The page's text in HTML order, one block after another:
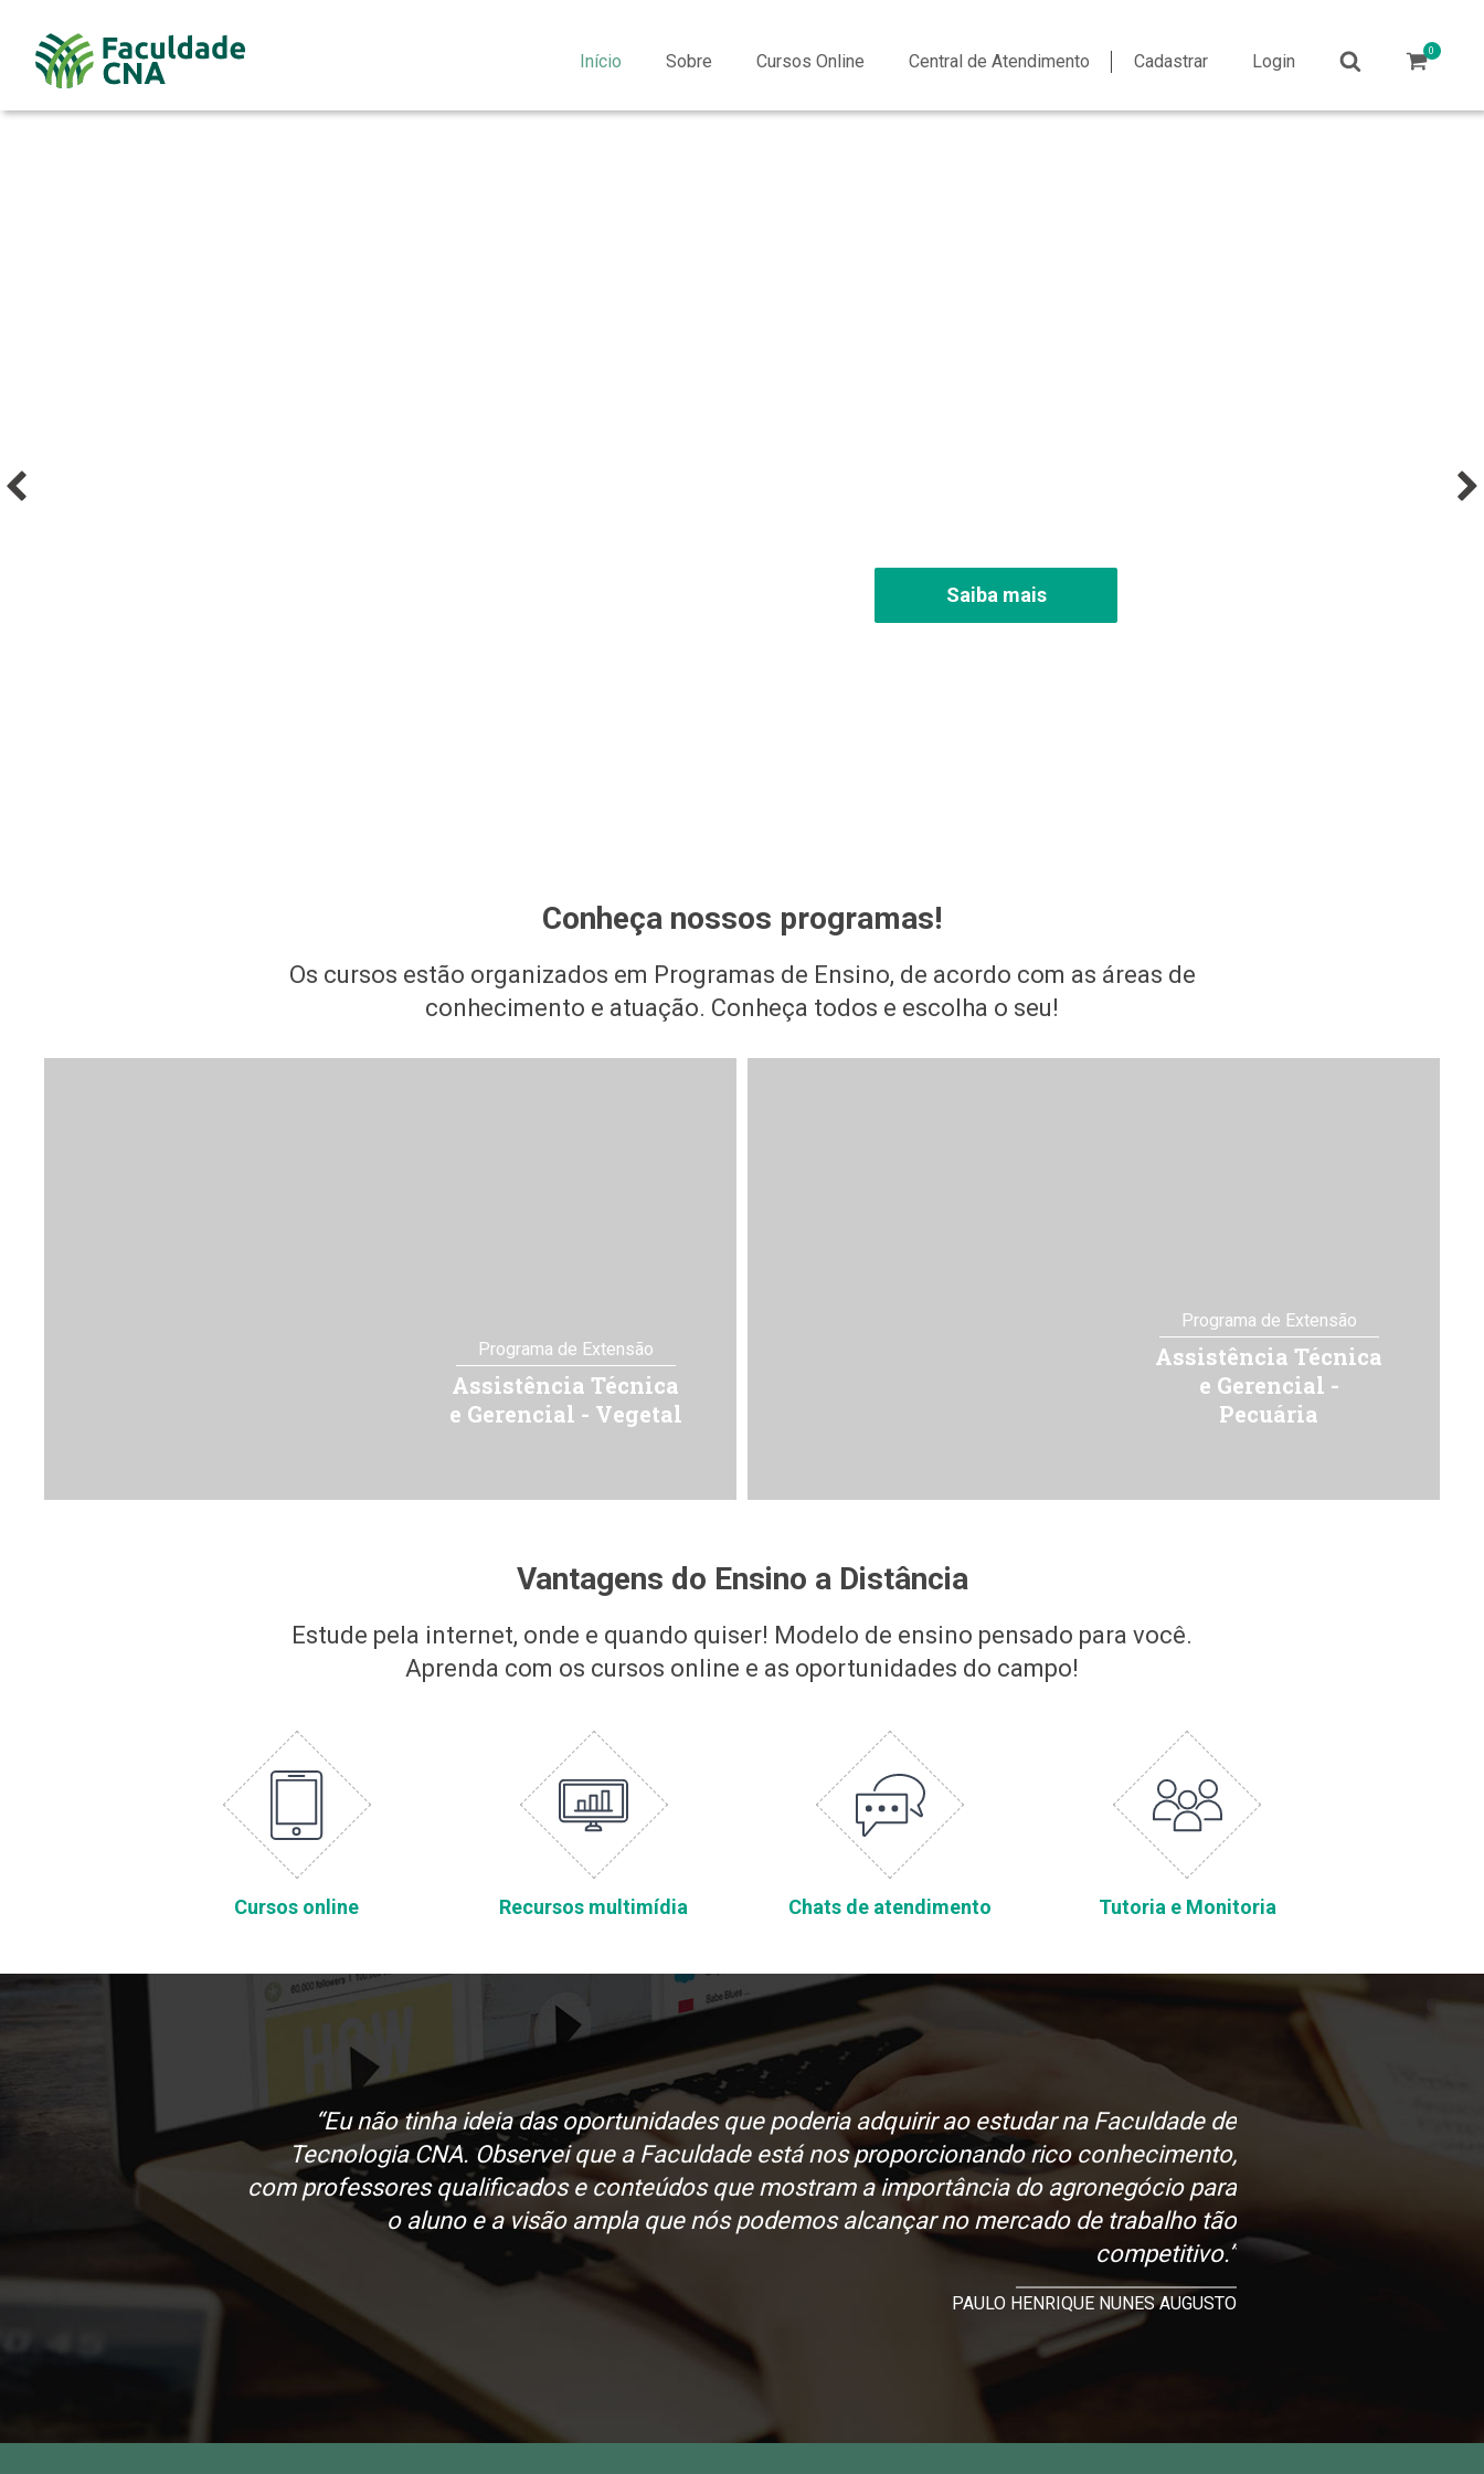
Início Sobre Cursos Online Central de Atendimento Cadastrar Login 0
Saiba mais
Conheça nossos programas!
Os cursos estão organizados em Programas de Ensino, de acordo com as áreas de
conhecimento e atuação. Conheça todos e escolha o seu!
Programa de Extensão
Assistência Técnica
e Gerencial - Vegetal
Programa de Extensão
Assistência Técnica
e Gerencial -
Pecuária
Vantagens do Ensino a Distância
Estude pela internet, onde e quando quiser! Modelo de ensino pensado para você.
Aprenda com os cursos online e as oportunidades do campo!
Cursos online Recursos multimídia Chats de atendimento Tutoria e Monitoria
“Eu não tinha ideia das oportunidades que poderia adquirir ao estudar na Faculdade de
Tecnologia CNA. Observei que a Faculdade está nos proporcionando rico conhecimento,
com professores qualificados e conteúdos que mostram a importância do agronegócio para
o aluno e a visão ampla que nós podemos alcançar no mercado de trabalho tão
competitivo.”
PAULO HENRIQUE NUNES AUGUSTO